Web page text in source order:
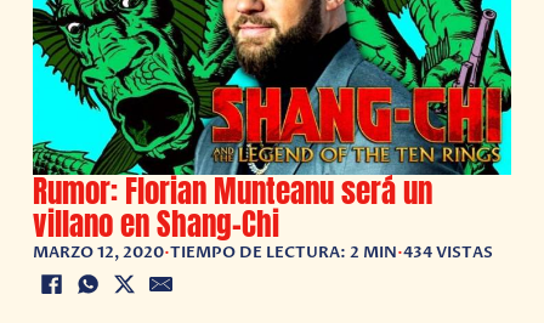
Rumor: Florian Munteanu será un
villano en Shang-Chi
MARZO 12, 2020•TIEMPO DE LECTURA: 2 MIN•434 VISTAS